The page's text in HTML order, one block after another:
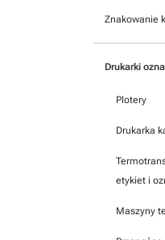
Znakowanie
Drukarki
Plotery
Drukarka
etykiet i
Maszyny